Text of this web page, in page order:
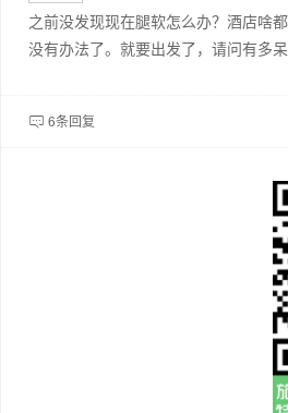
之前没发现现在腿软怎么办？酒店啥
没有办法了。就要出发了，请问有多
 6条回复